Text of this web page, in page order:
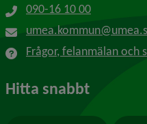
090-16 10 00
Frågor, felanmälan och
Hitta snabbt